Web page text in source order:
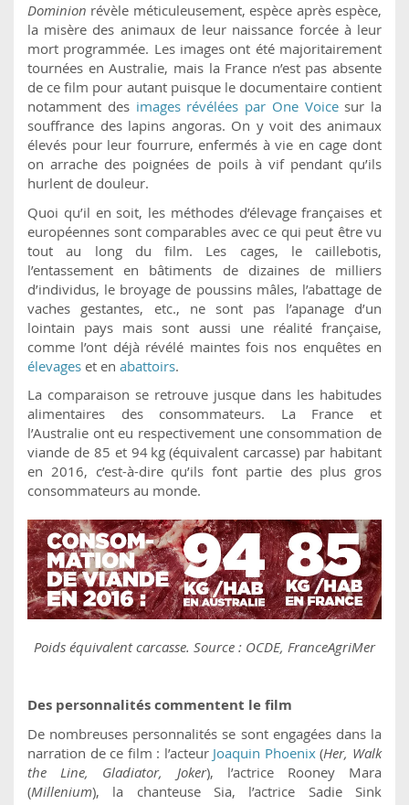
Dominion révèle méticuleusement, espèce après espèce,
la misère des animaux de leur naissance forcée à leur
mort programmée. Les images ont été majoritairement
tournées en Australie, mais la France n’est pas absente
de ce film pour autant puisque le documentaire contient
notamment des images révélées par One Voicesur la
souffrance des lapins angoras. On y voit des animaux
élevés pour leur fourrure, enfermés à vie en cage dont
on arrache des poignées de poils à vif pendant qu’ils
hurlent de douleur.
Quoi qu’il en soit, les méthodes d’élevage françaises et
européennes sont comparables avec ce qui peut être vu
tout au long du film. Les cages, le caillebotis,
l’entassement en bâtiments de dizaines de milliers
d’individus, le broyage de poussins mâles, l’abattage de
vaches gestantes, etc., ne sont pas l’apanage d’un
lointain pays mais sont aussi une réalité française,
comme l’ont déjà révélé maintes fois nos enquêtes en
élevages et en abattoirs.
La comparaison se retrouve jusque dans les habitudes
alimentaires des consommateurs. La France et
l’Australie ont eu respectivement une consommation de
viande de 85 et 94 kg (équivalent carcasse) par habitant
en 2016, c’est-à-dire qu’ils font partie des plus gros
consommateurs au monde.
Poids équivalent carcasse. Source : OCDE, FranceAgriMer
Des personnalités commentent le film
De nombreuses personnalités se sont engagées dans la
narration de ce film : l’acteur Joaquin Phoenix (Her, Walk
the Line, Gladiator, Joker), l’actrice Rooney Mara
(Millenium), la chanteuse Sia, l’actrice Sadie Sink